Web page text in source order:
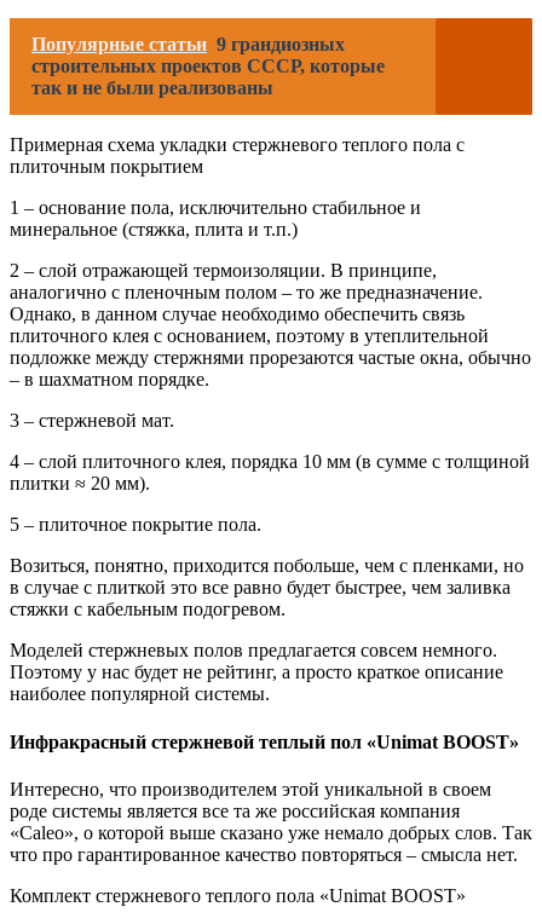
Популярные статьи 9 грандиозных
строительных проектов СССР, которые
так и не были реализованы
Примерная схема укладки стержневого теплого пола с
плиточным покрытием
1 – основание пола, исключительно стабильное и
минеральное (стяжка, плита и т.п.)
2 – слой отражающей термоизоляции. В принципе,
аналогично с пленочным полом – то же предназначение.
Однако, в данном случае необходимо обеспечить связь
плиточного клея с основанием, поэтому в утеплительной
подложке между стержнями прорезаются частые окна, обычно
– в шахматном порядке.
3 – стержневой мат.
4 – слой плиточного клея, порядка 10 мм (в сумме с толщиной
плитки ≈ 20 мм).
5 – плиточное покрытие пола.
Возиться, понятно, приходится побольше, чем с пленками, но
в случае с плиткой это все равно будет быстрее, чем заливка
стяжки с кабельным подогревом.
Моделей стержневых полов предлагается совсем немного.
Поэтому у нас будет не рейтинг, а просто краткое описание
наиболее популярной системы.
Инфракрасный стержневой теплый пол «Unimat BOOST»
Интересно, что производителем этой уникальной в своем
роде системы является все та же российская компания
«Caleo», о которой выше сказано уже немало добрых слов. Так
что про гарантированное качество повторяться – смысла нет.
Комплект стержневого теплого пола «Unimat BOOST»